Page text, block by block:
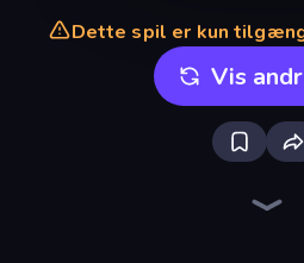
Dette spil er kun
Vis